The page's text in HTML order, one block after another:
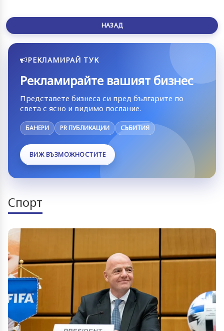
НАЗАД
РЕКЛАМИРАЙ ТУК
Рекламирайте вашият бизнес
Представете бизнеса си пред българите по
света с ясно и видимо послание.
БАНЕРИ PR ПУБЛИКАЦИИ СЪБИТИЯ
ВИЖ ВЪЗМОЖНОСТИТЕ
Спорт